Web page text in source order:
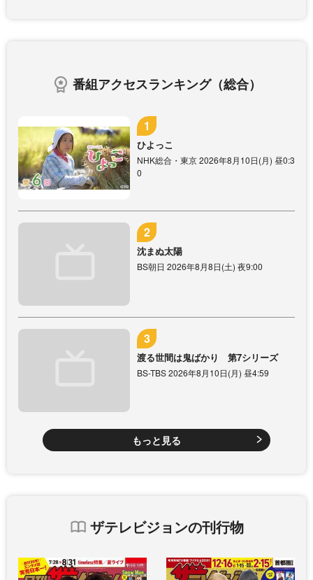
番組アクセスランキング（総合）
ひよっこ
NHK総合・東京 2026年8月10日(月) 昼0:3
0
沈まぬ太陽
BS朝日 2026年8月8日(土) 夜9:00
渡る世間は鬼ばかり 第7シリーズ
BS-TBS 2026年8月10日(月) 昼4:59
もっと見る
ザテレビジョンの刊行物